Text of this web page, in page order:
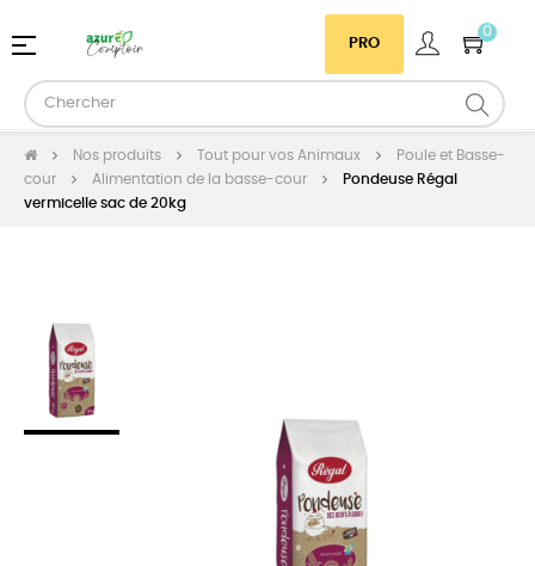
PRO
0
Basculer
navigation
☰
Nos produits Tout pour vos Animaux
Poule et Basse-
cour
Alimentation de la basse-cour
Pondeuse Régal
vermicelle sac de 20kg